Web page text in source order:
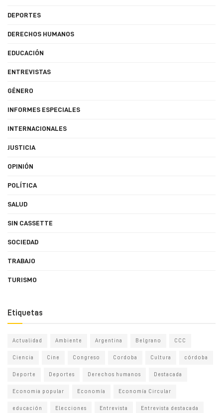
DEPORTES
DERECHOS HUMANOS
EDUCACIÓN
ENTREVISTAS
GÉNERO
INFORMES ESPECIALES
INTERNACIONALES
JUSTICIA
OPINIÓN
POLÍTICA
SALUD
SIN CASSETTE
SOCIEDAD
TRABAJO
TURISMO
Etiquetas
Actualidad Ambiente Argentina Belgrano CCC
Ciencia Cine Congreso Cordoba Cultura córdoba
Deporte Deportes Derechos humanos Destacada
Economia popular Economía Economía Circular
educación Elecciones Entrevista Entrevista destacada